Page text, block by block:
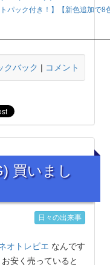
パック付き！】【新色追加で8
クバック | コメント
買いまし
日々の出来事
オトレビエ なんです
安く売っていると